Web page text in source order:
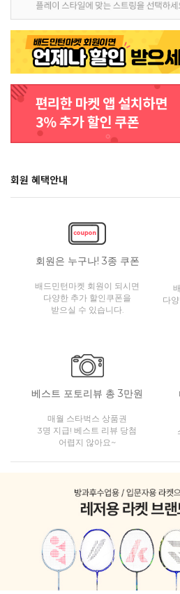
회원 혜택안내
회원은 누구나! 3종 쿠폰
배드민턴마켓 회원이 되시면
다양한 추가 할인쿠폰을
받으실 수 있습니다.
다
베스트 포토리뷰 총 3만원
매월 스타벅스 상품권
3명 지급! 베스트 리뷰 당첨
어렵지 않아요~